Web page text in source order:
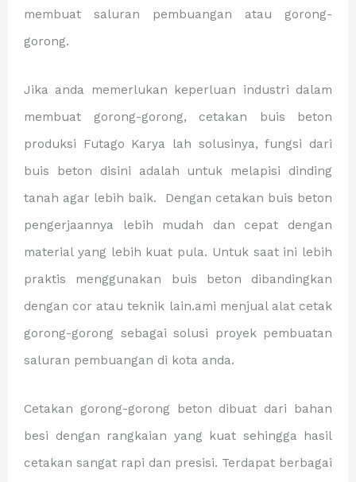
membuat saluran pembuangan atau gorong-
gorong.
Jika anda memerlukan keperluan industri dalam
membuat gorong-gorong, cetakan buis beton
produksi Futago Karya lah solusinya, fungsi dari
buis beton disini adalah untuk melapisi dinding
tanah agar lebih baik. Dengan cetakan buis beton
pengerjaannya lebih mudah dan cepat dengan
material yang lebih kuat pula. Untuk saat ini lebih
praktis menggunakan buis beton dibandingkan
dengan cor atau teknik lain.ami menjual alat cetak
gorong-gorong sebagai solusi proyek pembuatan
saluran pembuangan di kota anda.
Cetakan gorong-gorong beton dibuat dari bahan
besi dengan rangkaian yang kuat sehingga hasil
cetakan sangat rapi dan presisi. Terdapat berbagai